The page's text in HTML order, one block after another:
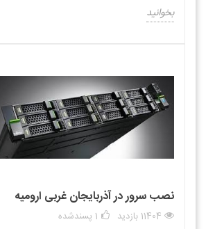
بخوانید
نصب سرور در آذربایجان غربی ارومیه
11404 بازدید 1 پسندشده